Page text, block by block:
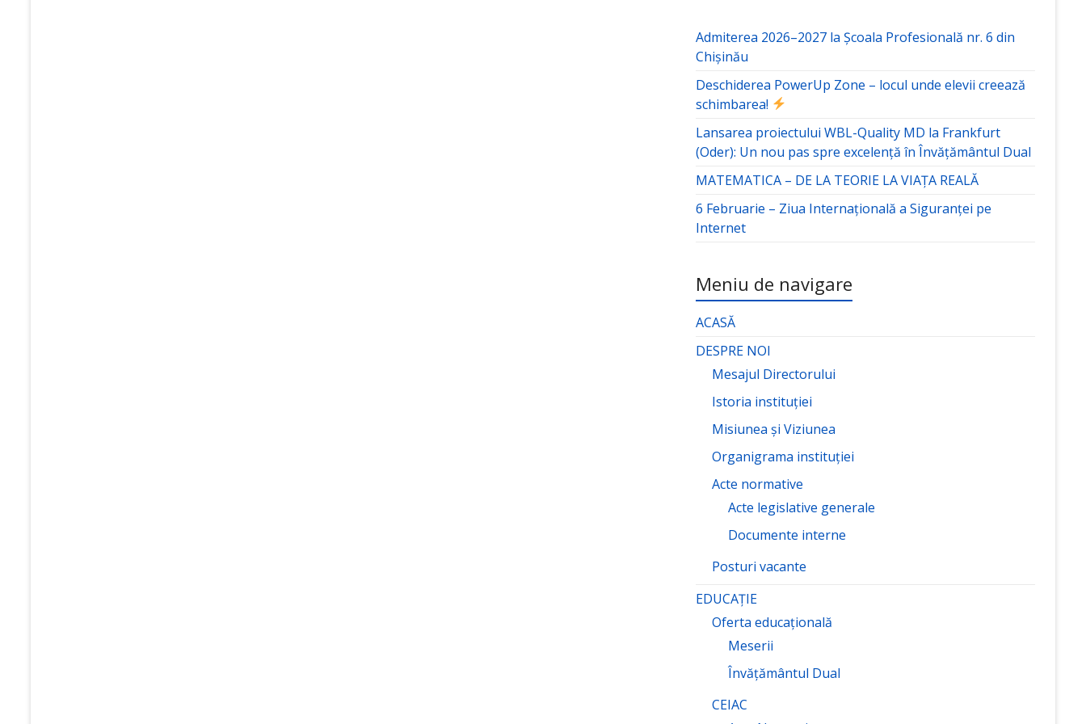
Admiterea 2026–2027 la Școala Profesională nr. 6 din
Chișinău
Deschiderea PowerUp Zone – locul unde elevii creează
schimbarea!
Lansarea proiectului WBL-Quality MD la Frankfurt
(Oder): Un nou pas spre excelență în Învățământul Dual
MATEMATICA – DE LA TEORIE LA VIAȚA REALĂ
6 Februarie – Ziua Internațională a Siguranței pe
Internet
Meniu de navigare
ACASĂ
DESPRE NOI
Mesajul Directorului
Istoria instituției
Misiunea și Viziunea
Organigrama instituției
Acte normative
Acte legislative generale
Documente interne
Posturi vacante
EDUCAȚIE
Oferta educațională
Meserii
Învățământul Dual
CEIAC